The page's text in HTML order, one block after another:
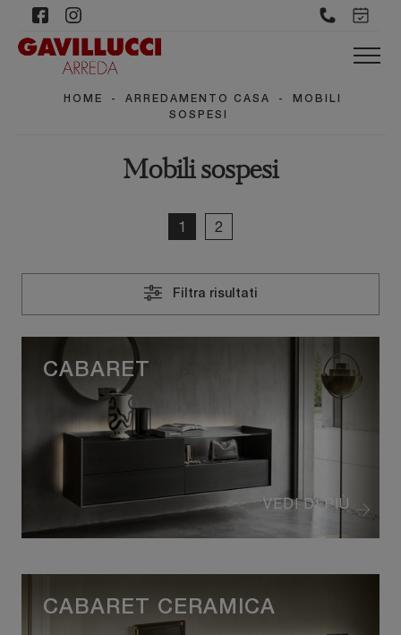
HOME - ARREDAMENTO CASA -
MOBILI
SOSPESI
Mobili sospesi
1 2
Filtra risultati
VEDI DI PIÙ
CABARET
CABARET CERAMICA